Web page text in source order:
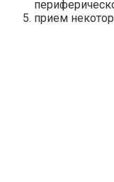
прием